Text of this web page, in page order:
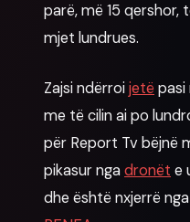
parë, më 15 qershor,
mjet lundrues.
Zajsi ndërroijetë pasi
me të cilin ai po
për Report Tv bëjnë
pikasur ngadronët e
dhe është nxjerrë